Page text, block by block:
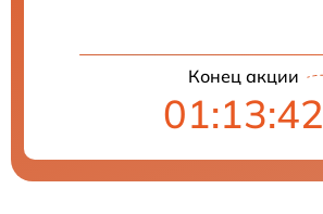
Конец акции
01:13:41